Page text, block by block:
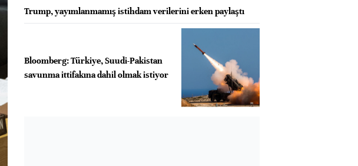
Trump, yayımlanmamış istihdam verilerini erken paylaştı
Bloomberg: Türkiye, Suudi-Pakistan
savunma ittifakına dahil olmak istiyor